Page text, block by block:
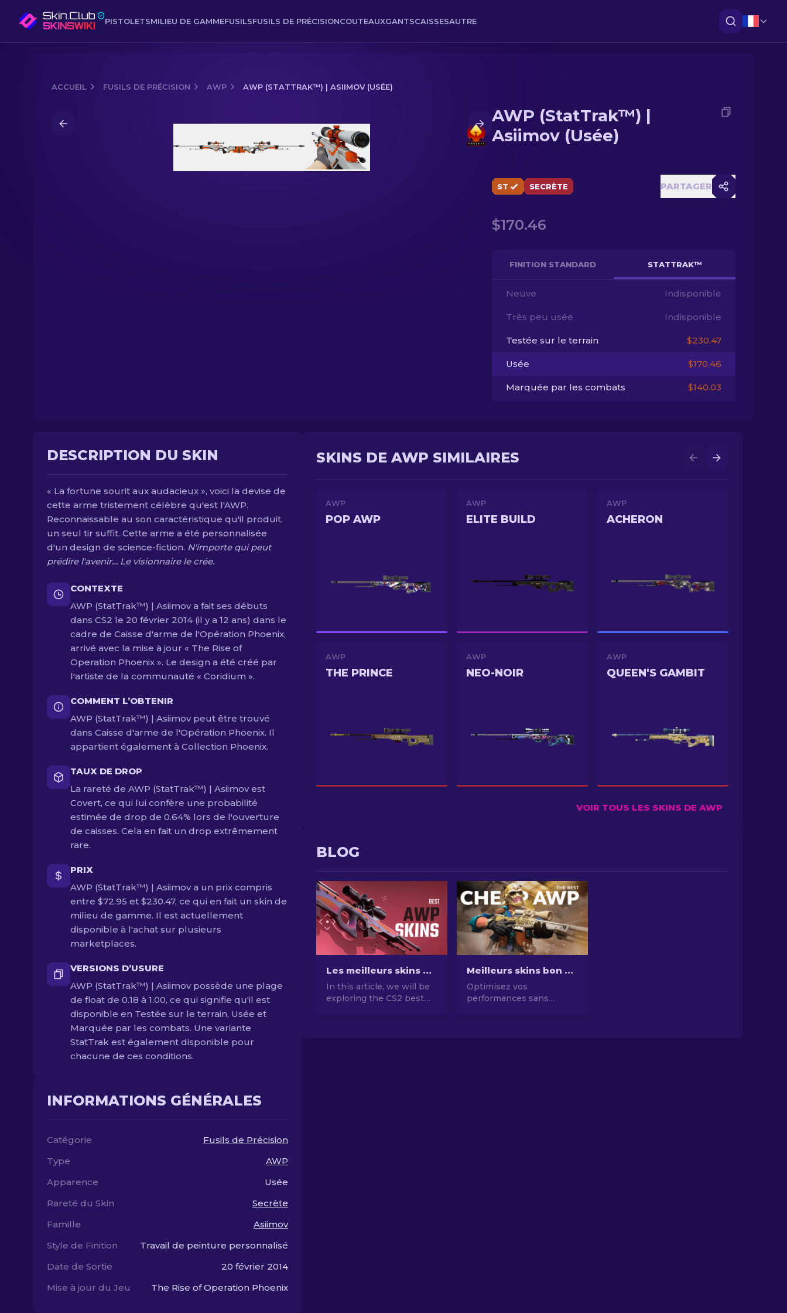
PISTOLETSMILIEU DE GAMMEFUSILSFUSILS DE PRÉCISIONCOUTEAUXGANTSCAISSESAUTRE
ACCUEIL FUSILS DE PRÉCISION AWP AWP (STATTRAK™) | ASIIMOV (USÉE)
AWP (StatTrak™) |
Asiimov (Usée)
ST SECRÈTE PARTAGER
$170.46
FINITION STANDARD STATTRAK™
Neuve Indisponible
Très peu usée Indisponible
Testée sur le terrain $230.47
Usée $170.46
Marquée par les combats $140.03
DESCRIPTION DU SKIN
« La fortune sourit aux audacieux », voici la devise de
cette arme tristement célèbre qu'est l'AWP.
Reconnaissable au son caractéristique qu'il produit,
un seul tir suffit. Cette arme a été personnalisée
d'un design de science-fiction. N'importe qui peut
prédire l'avenir… Le visionnaire le crée.
CONTEXTE
AWP (StatTrak™) | Asiimov a fait ses débuts
dans CS2 le 20 février 2014 (il y a 12 ans) dans le
cadre de Caisse d'arme de l'Opération Phoenix,
arrivé avec la mise à jour « The Rise of
Operation Phoenix ». Le design a été créé par
l'artiste de la communauté « Coridium ».
COMMENT L’OBTENIR
AWP (StatTrak™) | Asiimov peut être trouvé
dans Caisse d'arme de l'Opération Phoenix. Il
appartient également à Collection Phoenix.
TAUX DE DROP
La rareté de AWP (StatTrak™) | Asiimov est
Covert, ce qui lui confère une probabilité
estimée de drop de 0.64% lors de l'ouverture
de caisses. Cela en fait un drop extrêmement
rare.
PRIX
AWP (StatTrak™) | Asiimov a un prix compris
entre $72.95 et $230.47, ce qui en fait un skin de
milieu de gamme. Il est actuellement
disponible à l'achat sur plusieurs
marketplaces.
VERSIONS D’USURE
AWP (StatTrak™) | Asiimov possède une plage
de float de 0.18 à 1.00, ce qui signifie qu'il est
disponible en Testée sur le terrain, Usée et
Marquée par les combats. Une variante
StatTrak est également disponible pour
chacune de ces conditions.
INFORMATIONS GÉNÉRALES
Catégorie
Fusils de Précision
Type
AWP
Apparence
Usée
Rareté du Skin
Secrète
Famille
Asiimov
Style de Finition
Travail de peinture personnalisé
Date de Sortie
20 février 2014
Mise à jour du Jeu
The Rise of Operation Phoenix
SKINS DE AWP SIMILAIRES
AWP
POP AWP
AWP
ELITE BUILD
AWP
ACHERON
AWP
THE PRINCE
AWP
NEO-NOIR
AWP
QUEEN'S GAMBIT
VOIR TOUS LES SKINS DE AWP
BLOG
Les meilleurs skins AWP CS2 - Le Guide des skins [2026]
In this article, we will be
exploring the CS2 best
Meilleurs skins bon marché CS2 AWP à moins de 10 $ [2026]
Optimisez vos
performances sans